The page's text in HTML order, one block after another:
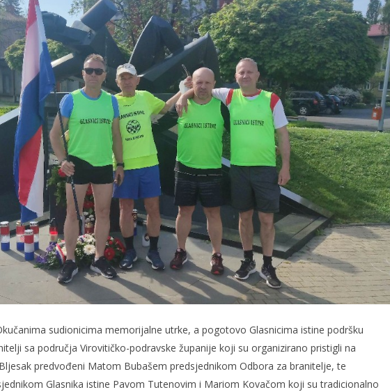
sudionicima memorijalne utrke, a pogotovo Glasnicima istine podršku
sa područja Virovitičko-podravske županije koji su organizirano pristigli na
predvođeni Matom Bubašem predsjednikom Odbora za branitelje, te
Glasnika istine Pavom Tutenovim i Mariom Kovačom koji su tradicionalno